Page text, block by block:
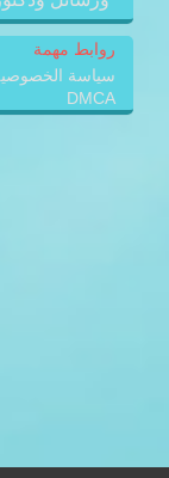
روابط مهمة
سياسة
DMCA